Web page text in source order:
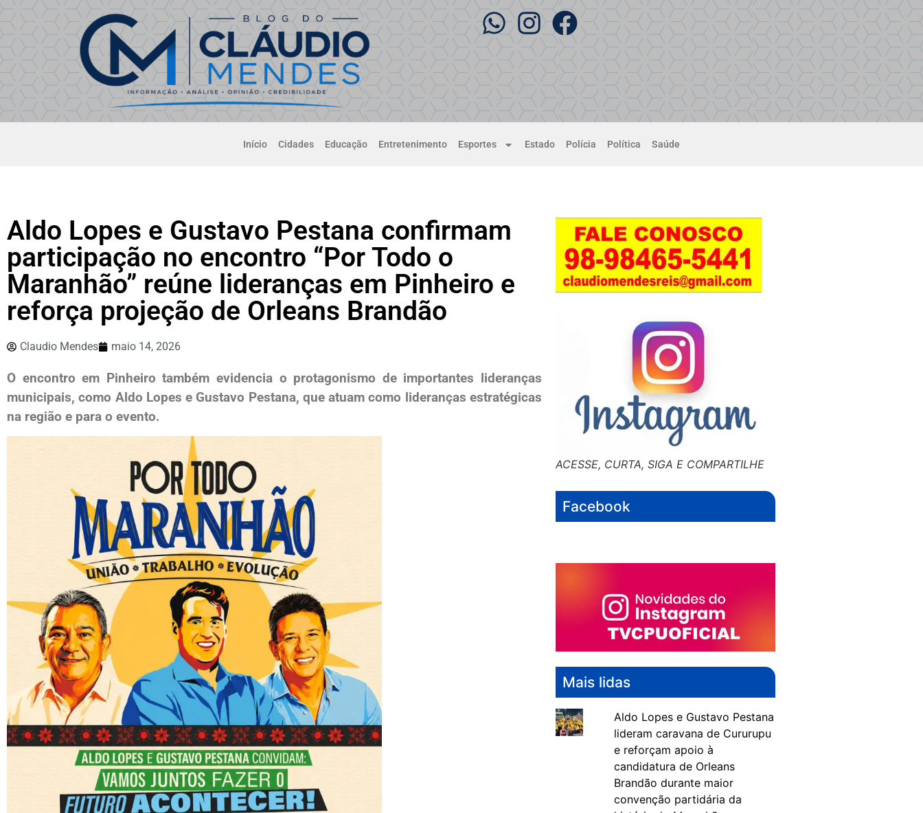
Início Cidades Educação Entretenimento Esportes Estado Polícia Política Saúde
Aldo Lopes e Gustavo Pestana confirmam
participação no encontro “Por Todo o
Maranhão” reúne lideranças em Pinheiro e
reforça projeção de Orleans Brandão
Claudio Mendes maio 14, 2026
O encontro em Pinheiro também evidencia o protagonismo de importantes lideranças
municipais, como Aldo Lopes e Gustavo Pestana, que atuam como lideranças estratégicas
na região e para o evento.
ACESSE, CURTA, SIGA E COMPARTILHE
Facebook
Mais lidas
Aldo Lopes e Gustavo Pestana
lideram caravana de Cururupu
e reforçam apoio à
candidatura de Orleans
Brandão durante maior
convenção partidária da